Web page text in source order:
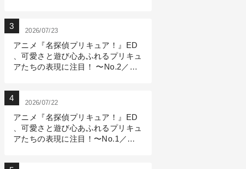
2026/07/23
アニメ『名探偵プリキュア！』ED
、可愛さと遊び心あふれるプリキュ
アたちの表現に注目！ 〜No.2／モ
2026/07/22
アニメ『名探偵プリキュア！』ED
、可愛さと遊び心あふれるプリキュ
アたちの表現に注目！〜No.1／演